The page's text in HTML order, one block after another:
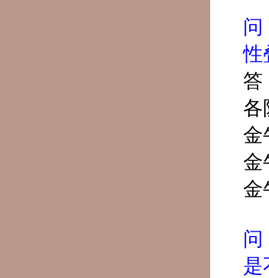
问
性
答
各
金
金
金
问
是